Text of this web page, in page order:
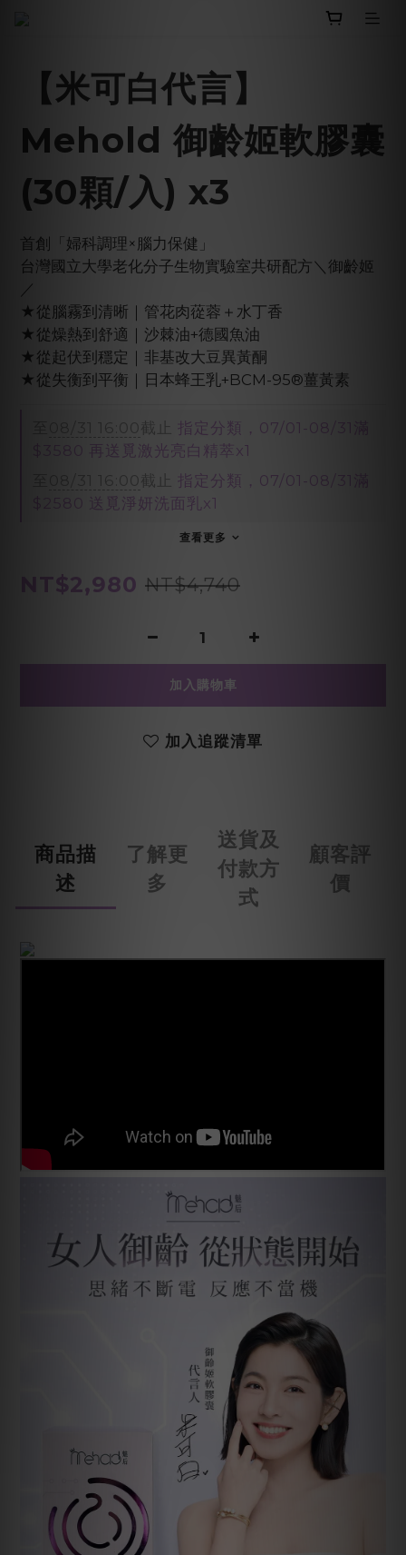
【米可白代言】
Mehold 御齡姬軟膠囊
(30顆/入) x3
首創「婦科調理×腦力保健」
台灣國立大學老化分子生物實驗室共研配方＼御齡姬
／
★從腦霧到清晰｜管花肉蓯蓉＋水丁香
★從燥熱到舒適｜沙棘油+德國魚油
★從起伏到穩定｜非基改大豆異黃酮
★從失衡到平衡｜日本蜂王乳+BCM-95®薑黃素
08/31 16:00 截止 指定分類，07/01-08/31滿
$3580 再送覓激光亮白精萃x1
08/31 16:00截止 指定分類，07/01-08/31滿
$2580 送覓淨妍洗面乳x1
查看更多
NT$2,980 NT$4,740
加入購物車
加入追蹤清單
商品描
述
了解更
多
送貨及
付款方
式
顧客評
價